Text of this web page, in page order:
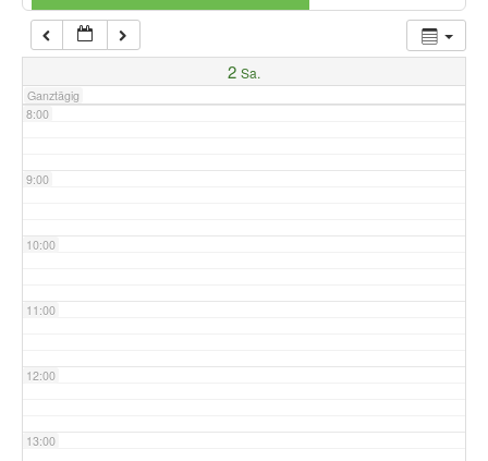
2 Sa.
Ganztägig
7:00
8:00
9:00
10:00
11:00
12:00
13:00